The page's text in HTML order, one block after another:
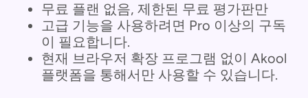
무료 플랜 없음, 제한된 무료 평가판만
고급 기능을 사용하려면 Pro 이상의 구독
이 필요합니다.
현재 브라우저 확장 프로그램 없이 Akool
플랫폼을 통해서만 사용할 수 있습니다.